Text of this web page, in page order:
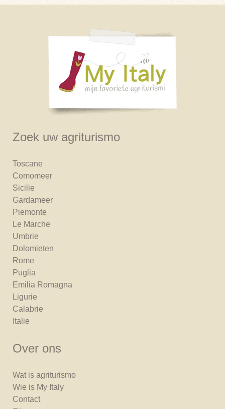
Zoek uw agriturismo
Toscane
Comomeer
Sicilie
Gardameer
Piemonte
Le Marche
Umbrie
Dolomieten
Rome
Puglia
Emilia Romagna
Ligurie
Calabrie
Italie
Over ons
Wat is agriturismo
Wie is My Italy
Contact